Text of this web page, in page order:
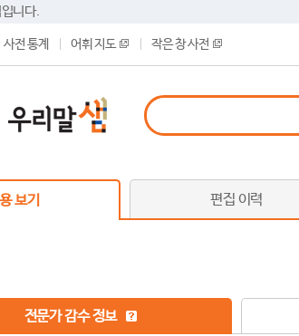
니다.
사전 통계 어휘 지도 작은 창 사전
보기 편집 이력
전문가 감수 정보